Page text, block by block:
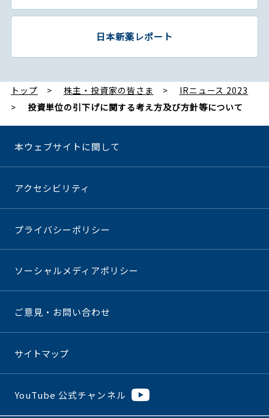
日本新薬レポート
トップ 株主・投資家の皆さま
IRニュース 2023
投資単位の引下げに関する考え方及び方針等について
本ウェブサイトに関して
アクセシビリティ
プライバシーポリシー
ソーシャルメディアポリシー
ご意見・お問い合わせ
サイトマップ
YouTube 公式チャンネル